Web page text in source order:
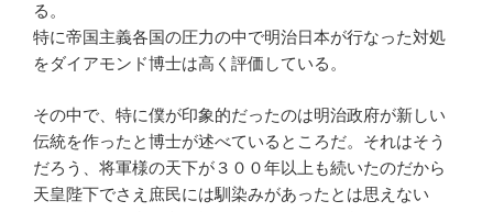
る。
特に帝国主義各国の圧力の中で明治日本が行なった対処
をダイアモンド博士は高く評価している。
その中で、特に僕が印象的だったのは明治政府が新しい
伝統を作ったと博士が述べているところだ。それはそう
だろう、将軍様の天下が３００年以上も続いたのだから
天皇陛下でさえ庶民には馴染みがあったとは思えない